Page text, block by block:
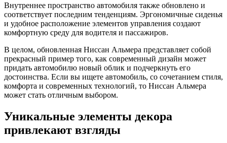
Внутреннее пространство автомобиля также обновлено и
соответствует последним тенденциям. Эргономичные сиденья
и удобное расположение элементов управления создают
комфортную среду для водителя и пассажиров.
В целом, обновленная Ниссан Альмера представляет собой
прекрасный пример того, как современный дизайн может
придать автомобилю новый облик и подчеркнуть его
достоинства. Если вы ищете автомобиль, со сочетанием стиля,
комфорта и современных технологий, то Ниссан Альмера
может стать отличным выбором.
Уникальные элементы декора
привлекают взгляды